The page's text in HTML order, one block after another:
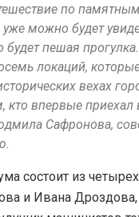
по
можно будет
будет пешая
локаций,
вехах
кто впервые приехал
Сафронова,
состоит из
и Ивана Дроздова,